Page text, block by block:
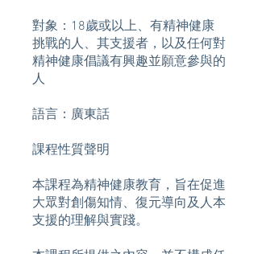
對象：18歲或以上、有精神健康
挑戰的人、其支援者，以及任何對
精神健康倡議有興趣並願意參與的
人
語言：廣東話
課程性質聲明
本課程為精神健康教育，旨在促進
大眾對創傷知情、復元導向及人本
支援的理解與實踐。